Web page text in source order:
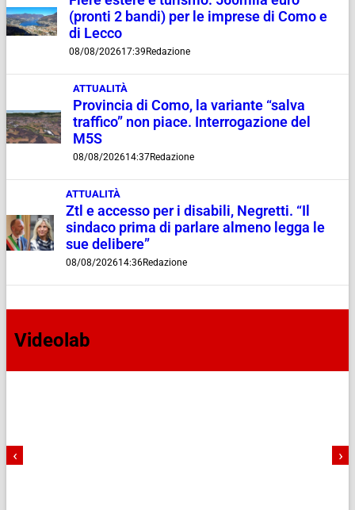
(pronti 2 bandi) per le imprese di Como e
di Lecco
08/08/202617:39 Redazione
ATTUALITÀ
Provincia di Como, la variante “salva
traffico” non piace. Interrogazione del
M5S
08/08/202614:37Redazione
ATTUALITÀ
Ztl e accesso per i disabili, Negretti. “Il
sindaco prima di parlare almeno legga le
sue delibere”
08/08/202614:36Redazione
Videolab
‹ ›